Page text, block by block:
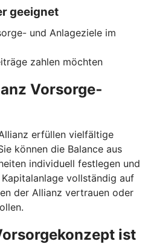
geeignet
und Anlageziele im
zahlen möchten
Vorsorge­
erfüllen vielfältige
können die Balance aus
individuell festlegen und
vollständig auf
der Allianz vertrauen oder
ist